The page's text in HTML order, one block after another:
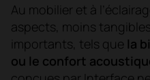
Au mobilier et à
aspects, moins
importants, tels que la
ou le confort